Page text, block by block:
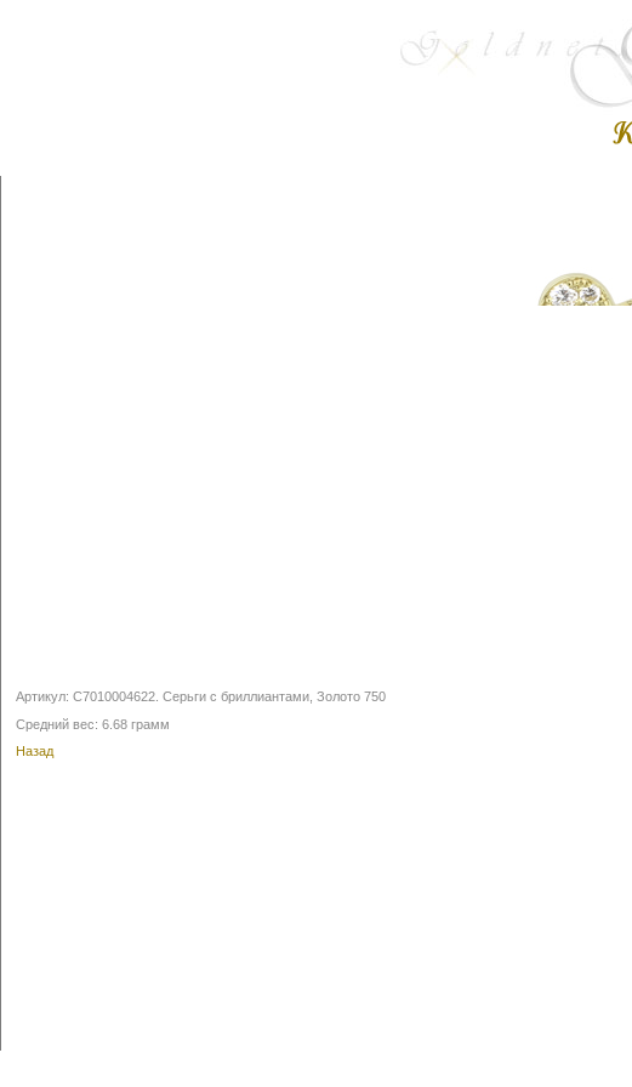
Артикул: С7010004622 Серьги с бриллиантами, Золото 750
Средний вес: 6.68 грамм
Назад